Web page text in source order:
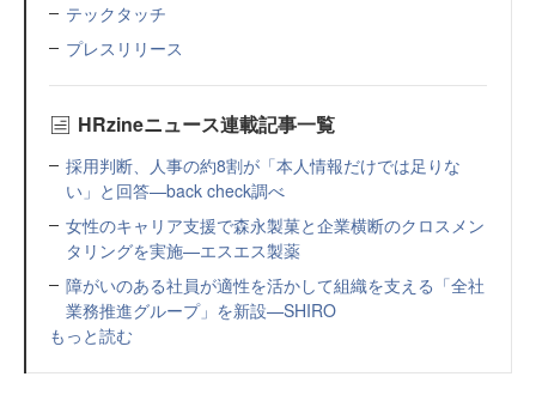
テックタッチ
プレスリリース
HRzineニュース連載記事一覧
採用判断、人事の約8割が「本人情報だけでは足りな
い」と回答—back check調べ
女性のキャリア支援で森永製菓と企業横断のクロスメン
タリングを実施—エスエス製薬
障がいのある社員が適性を活かして組織を支える「全社
業務推進グループ」を新設—SHIRO
もっと読む